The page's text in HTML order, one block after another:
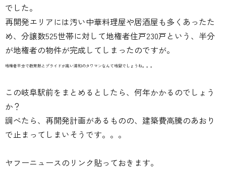
でした。
再開発エリアには汚い中華料理屋や居酒屋も多くあったた
め、分譲数525世帯に対して地権者住戸230戸という、半分
が地権者の物件が完成してしまったのですが。
地権者半分で教育熱とプライドが高い浦和のタワマンなんて地獄でしょうね。。。
この岐阜駅前をまとめるとしたら、何年かかるのでしょう
か？
調べたら、再開発計画があるものの、建築費高騰のあおり
で止まってしまいそうです。。。
ヤフーニュースのリンク貼っておきます。